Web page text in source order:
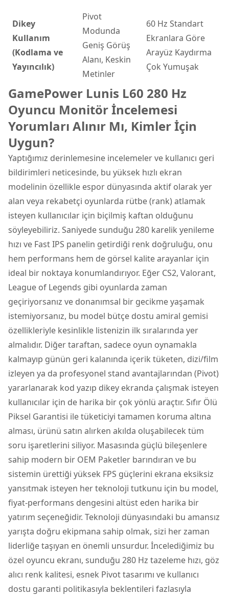
Dikey
Kullanım
(Kodlama ve
Yayıncılık)
Pivot
Modunda
Geniş Görüş
Alanı, Keskin
Metinler
60 Hz Standart
Ekranlara Göre
Arayüz Kaydırma
Çok Yumuşak
GamePower Lunis L60 280 Hz
Oyuncu Monitör İncelemesi
Yorumları Alınır Mı, Kimler İçin
Uygun?
Yaptığımız derinlemesine incelemeler ve kullanıcı geri
bildirimleri neticesinde, bu yüksek hızlı ekran
modelinin özellikle espor dünyasında aktif olarak yer
alan veya rekabetçi oyunlarda rütbe (rank) atlamak
isteyen kullanıcılar için biçilmiş kaftan olduğunu
söyleyebiliriz. Saniyede sunduğu 280 karelik yenileme
hızı ve Fast IPS panelin getirdiği renk doğruluğu, onu
hem performans hem de görsel kalite arayanlar için
ideal bir noktaya konumlandırıyor. Eğer CS2, Valorant,
League of Legends gibi oyunlarda zaman
geçiriyorsanız ve donanımsal bir gecikme yaşamak
istemiyorsanız, bu model bütçe dostu amiral gemisi
özellikleriyle kesinlikle listenizin ilk sıralarında yer
almalıdır. Diğer taraftan, sadece oyun oynamakla
kalmayıp günün geri kalanında içerik tüketen, dizi/film
izleyen ya da profesyonel stand avantajlarından (Pivot)
yararlanarak kod yazıp dikey ekranda çalışmak isteyen
kullanıcılar için de harika bir çok yönlü araçtır. Sıfır Ölü
Piksel Garantisi ile tüketiciyi tamamen koruma altına
alması, ürünü satın alırken akılda oluşabilecek tüm
soru işaretlerini siliyor. Masasında güçlü bileşenlere
sahip modern bir OEM Paketler barındıran ve bu
sistemin ürettiği yüksek FPS güçlerini ekrana eksiksiz
yansıtmak isteyen her teknoloji tutkunu için bu model,
fiyat-performans dengesini altüst eden harika bir
yatırım seçeneğidir. Teknoloji dünyasındaki bu amansız
yarışta doğru ekipmana sahip olmak, sizi her zaman
liderliğe taşıyan en önemli unsurdur. İncelediğimiz bu
özel oyuncu ekranı, sunduğu 280 Hz tazeleme hızı, göz
alıcı renk kalitesi, esnek Pivot tasarımı ve kullanıcı
dostu garanti politikasıyla beklentileri fazlasıyla